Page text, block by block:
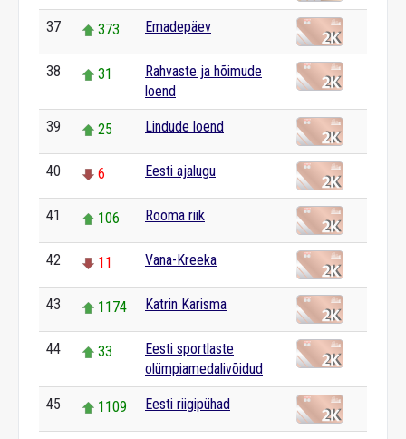
37 373 Emadepäev
38 31
Rahvaste ja hõimude
loend
39 25 Lindude loend
40 6 Eesti ajalugu
41 106 Rooma riik
42 11 Vana-Kreeka
43 1174 Katrin Karisma
44 33
Eesti sportlaste
olümpiamedalivõidud
45 1109 Eesti riigipühad